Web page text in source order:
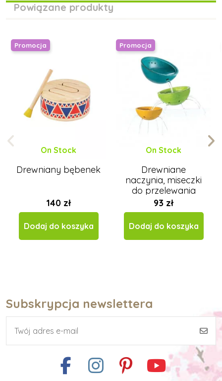
Powiązane produkty
Promocja
On Stock
Drewniany bębenek
140 zł
Dodaj do koszyka
Promocja
On Stock
Drewniane
naczynia, miseczki
do przelewania
93 zł
Dodaj do koszyka
Subskrypcja newslettera